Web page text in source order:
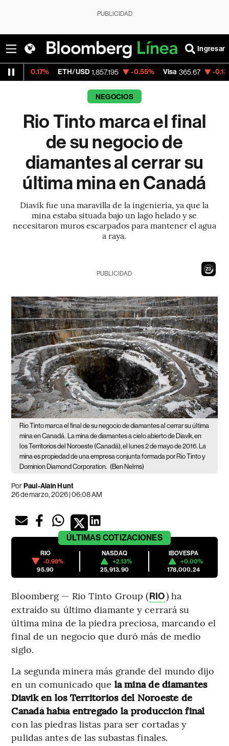
PUBLICIDAD
Ingresar
ETH/USD 1,857.195 -0.55% Visa 365.67 -0.13%
NEGOCIOS
Rio Tinto marca el final
de su negocio de
diamantes al cerrar su
última mina en Canadá
Diavik fue una maravilla de la ingeniería, ya que la
mina estaba situada bajo un lago helado y se
necesitaron muros escarpados para mantener el agua
a raya.
22
PUBLICIDAD
Rio Tinto marca el final de su negocio de diamantes al cerrar su última
mina en Canadá.
La mina de diamantes a cielo abierto de Diavik, en
los Territorios del Noroeste (Canadá), el lunes 2 de mayo de 2016. La
mina es propiedad de una empresa conjunta formada por Rio Tinto y
Dominion Diamond Corporation. (Ben Nelms)
PorPaul-Alain Hunt
26 de marzo, 2026 | 06:08 AM
ÚLTIMAS COTIZACIONES
RIO
-0.98%
95.90
NASDAQ
+2.13%
25,913.90
IBOVESPA
+0.00%
178,000.24
Bloomberg — Rio Tinto Group (RIO) ha
extraído su último diamante y cerrará su
última mina de la piedra preciosa, marcando el
final de un negocio que duró más de medio
siglo.
La segunda minera más grande del mundo dijo
en un comunicado que la mina de diamantes
Diavik en los Territorios del Noroeste de
Canadá había entregado la producción final
con las piedras listas para ser cortadas y
pulidas antes de las subastas finales.